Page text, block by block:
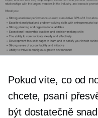
Pokud víte, co od
chcete, psaní
být dostatečně